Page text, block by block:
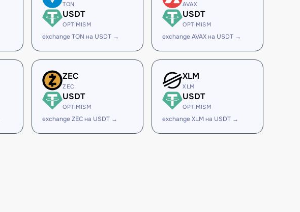
TON
USDT
OPTIMISM
exchange TON на USDT →
AVAX
USDT
OPTIMISM
exchange AVAX на USDT →
ZEC
ZEC
USDT
OPTIMISM
exchange ZEC на USDT →
XLM
XLM
USDT
OPTIMISM
exchange XLM на USDT →